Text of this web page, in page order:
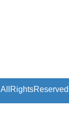
AllRightsReserved